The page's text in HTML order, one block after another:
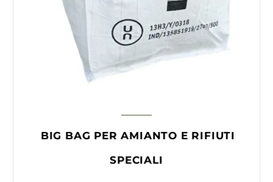
BIG BAG PER AMIANTO E RIFIUTI
SPECIALI